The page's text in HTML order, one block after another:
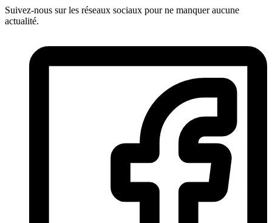
Suivez-nous sur les réseaux sociaux pour ne manquer aucune
actualité.